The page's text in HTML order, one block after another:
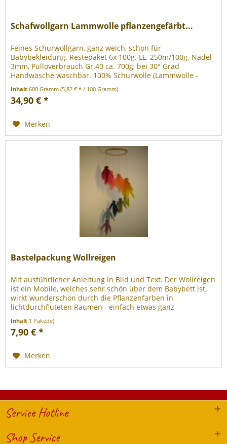
Schafwollgarn Lammwolle pflanzengefärbt...
Feines Schurwollgarn, ganz weich, schön für
Babybekleidung. Restepaket 6x 100g. LL. 250m/100g. Nadel
3mm, Pulloverbrauch Gr.40 ca. 700g, bei 30° Grad
Handwäsche waschbar. 100% Schurwolle (Lammwolle -
Inhalt600 Gramm(5,82 € * / 100 Gramm)
34,90 € *
Merken
Bastelpackung Wollreigen
Mit ausführlicher Anleitung in Bild und Text. Der Wollreigen
ist ein Mobile, welches sehr schön über dem Babybett ist,
wirkt wunderschön durch die Pflanzenfarben in
lichtdurchfluteten Räumen - einfach etwas ganz
Inhalt 1 Paket(e)
7,90 € *
Merken
Service Hotline
Shop Service